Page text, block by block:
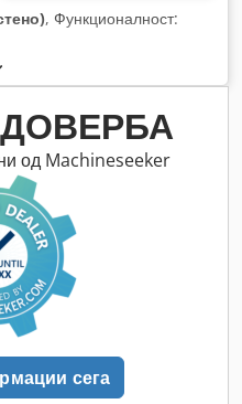
, Функционалност:
од Machineseeker
сега